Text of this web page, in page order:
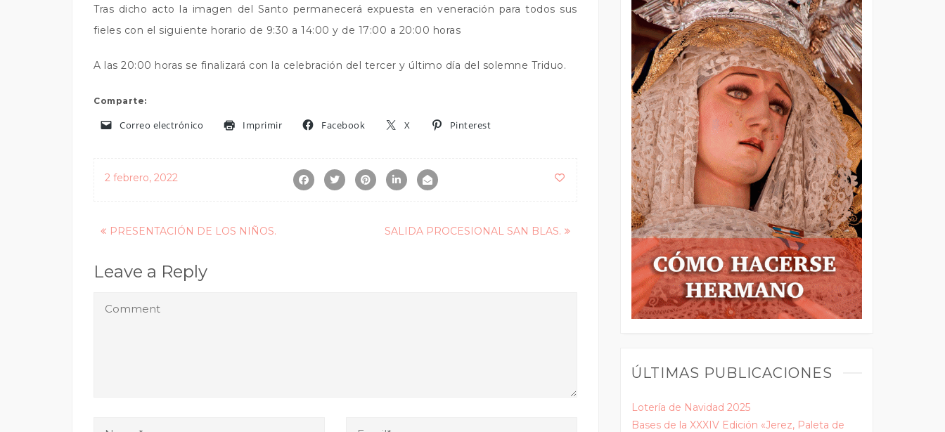
Tras dicho acto la imagen del Santo permanecerá expuesta en veneración para todos sus
fieles con el siguiente horario de 9:30 a 14:00 y de 17:00 a 20:00 horas
A las 20:00 horas se finalizará con la celebración del tercer y último día del solemne Triduo.
Comparte:
Correo electrónico Imprimir Facebook X Pinterest
2 febrero, 2022
Posts
PRESENTACIÓN DE LOS NIÑOS. SALIDA PROCESIONAL SAN BLAS.
Leave a Reply
ÚLTIMAS PUBLICACIONES
Lotería de Navidad 2025
Bases de la XXXIV Edición «Jerez, Paleta de